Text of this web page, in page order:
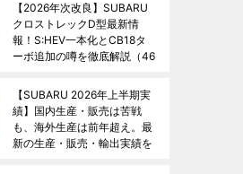
【2026年次改良】SUBARU
クロストレックD型最新情
報！S:HEV一本化とCB18タ
ーボ追加の噂を徹底解説 （46
【SUBARU 2026年上半期実
績】国内生産・販売は苦戦
も、海外生産は前年超え。最
新の生産・販売・輸出実績を